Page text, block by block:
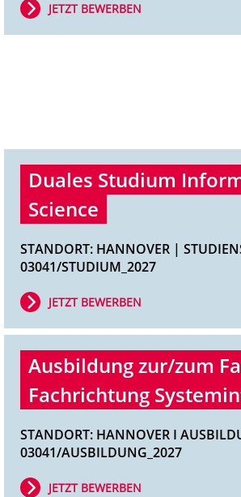
JETZT BEWERBEN
Duales Studium
Science
STANDORT: HANNOVER |
03041/STUDIUM_2027
JETZT BEWERBEN
Ausbildung zur/zum
Fachrichtung
STANDORT: HANNOVER I
03041/AUSBILDUNG_2027
JETZT BEWERBEN